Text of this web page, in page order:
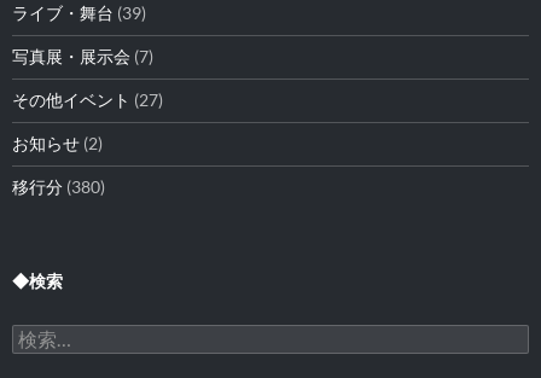
ライブ・舞台 (39)
写真展・展示会 (7)
その他イベント (27)
お知らせ (2)
移行分 (380)
◆検索
検
索: